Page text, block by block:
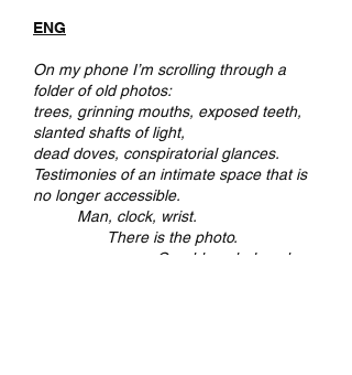
ENG
On my phone I’m scrolling through a
folder of old photos:
trees, grinning mouths, exposed teeth,
slanted shafts of light,
dead doves, conspiratorial glances.
Testimonies of an intimate space that is
no longer accessible.
Man, clock, wrist.
There is the photo.
Good‑bye, beloved.